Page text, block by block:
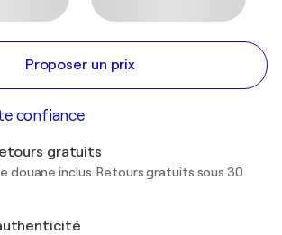
Proposer un prix
confiance
gratuits
douane inclus. Retours gratuits sous 30